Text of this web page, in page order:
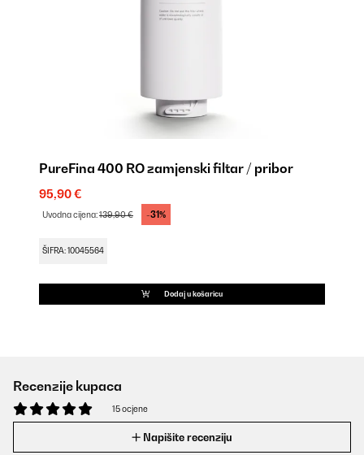
PureFina 400 RO zamjenski filtar / pribor
95,90 €
Uvodna cijena:139,90 € -31%
ŠIFRA: 10045564
Dodaj u košaricu
Recenzije kupaca
15 ocjene
Napišite recenziju